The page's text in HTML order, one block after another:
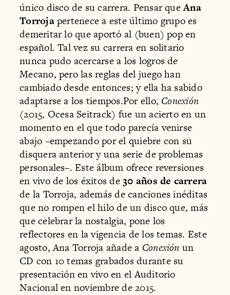
único disco de su carrera. Pensar queAna
Torrojapertenece a este último grupo es
demeritar lo que aportó al (buen) pop en
español. Tal vez su carrera en solitario
nunca pudo acercarse a los logros de
Mecano, pero las reglas del juego han
cambiado desde entonces; y ella ha sabido
adaptarse a los tiempos.Por ello, Conexión
(2015, Ocesa Seitrack) fue un acierto en un
momento en el que todo parecía venirse
abajo –empezando por el quiebre con su
disquera anterior y una serie de problemas
personales–. Este álbum ofrece reversiones
en vivo de los éxitos de30 años de carrera
de la Torroja, además de canciones inéditas
que no rompen el hilo de un disco que, más
que celebrar la nostalgia, pone los
reflectores en la vigencia de los temas. Este
agosto, Ana Torroja añade a Conexión un
CD con 10 temas grabados durante su
presentación en vivo en el Auditorio
Nacional en noviembre de 2015.